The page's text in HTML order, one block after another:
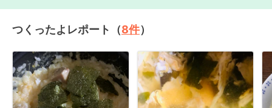
つくったよレポート（8件）